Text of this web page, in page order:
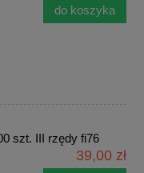
do koszyka
szt. III rzędy fi76
39,00 zł